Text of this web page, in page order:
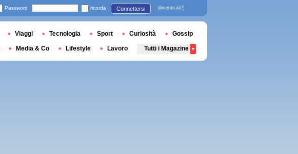
Password ricorda Connettersi dimenticati?
Viaggi Tecnologia Sport Curiosità Gossip
Media & Co Lifestyle Lavoro Tutti i Magazine